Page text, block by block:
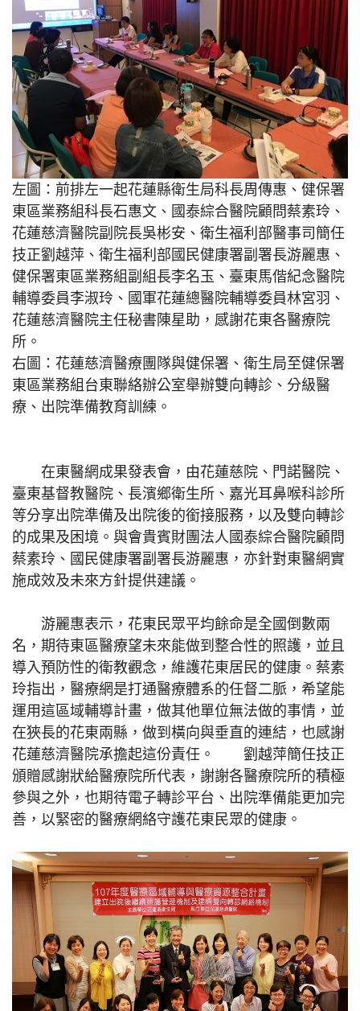
左圖：前排左一起花蓮縣衛生局科長周傳惠、健保署
東區業務組科長石惠文、國泰綜合醫院顧問蔡素玲、
花蓮慈濟醫院副院長吳彬安、衛生福利部醫事司簡任
技正劉越萍、衛生福利部國民健康署副署長游麗惠、
健保署東區業務組副組長李名玉、臺東馬偕紀念醫院
輔導委員李淑玲、國軍花蓮總醫院輔導委員林宮羽、
花蓮慈濟醫院主任秘書陳星助，感謝花東各醫療院
所。
右圖：花蓮慈濟醫療團隊與健保署、衛生局至健保署
東區業務組台東聯絡辦公室舉辦雙向轉診、分級醫
療、出院準備教育訓練。
在東醫網成果發表會，由花蓮慈院、門諾醫院、
臺東基督教醫院、長濱鄉衛生所、嘉光耳鼻喉科診所
等分享出院準備及出院後的銜接服務，以及雙向轉診
的成果及困境。與會貴賓財團法人國泰綜合醫院顧問
蔡素玲、國民健康署副署長游麗惠，亦針對東醫網實
施成效及未來方針提供建議。
游麗惠表示，花東民眾平均餘命是全國倒數兩
名，期待東區醫療望未來能做到整合性的照護，並且
導入預防性的衛教觀念，維護花東居民的健康。蔡素
玲指出，醫療網是打通醫療體系的任督二脈，希望能
運用這區域輔導計畫，做其他單位無法做的事情，並
在狹長的花東兩縣，做到橫向與垂直的連結，也感謝
花蓮慈濟醫院承擔起這份責任。 劉越萍簡任技正
頒贈感謝狀給醫療院所代表，謝謝各醫療院所的積極
參與之外，也期待電子轉診平台、出院準備能更加完
善，以緊密的醫療網絡守護花東民眾的健康。